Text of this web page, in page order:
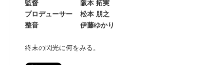
監督
阪本 拓実
プロデューサー
松本 朋之
整音
伊藤ゆかり
終末の閃光に何をみる。